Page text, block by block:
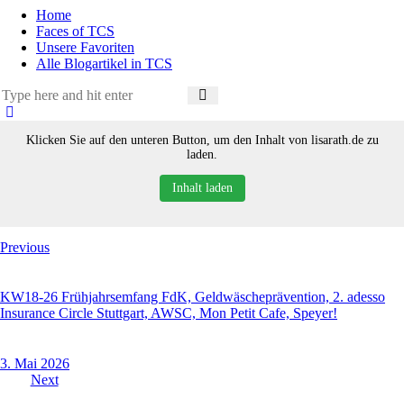
Home
Faces of TCS
Unsere Favoriten
Alle Blogartikel in TCS
Klicken Sie auf den unteren Button, um den Inhalt von lisarath.de zu
laden.
Inhalt laden
Beitragsnavigation
Previous
KW18-26 Frühjahrsemfang FdK, Geldwäscheprävention, 2. adesso
Insurance Circle Stuttgart, AWSC, Mon Petit Cafe, Speyer!
3. Mai 2026
Next